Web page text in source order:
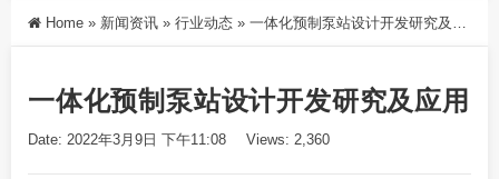
Home » 新闻资讯 » 行业动态 » 一体化预制泵站设计开发研究及应用
一体化预制泵站设计开发研究及应用
Date: 2022年3月9日 下午11:08 Views: 2,360